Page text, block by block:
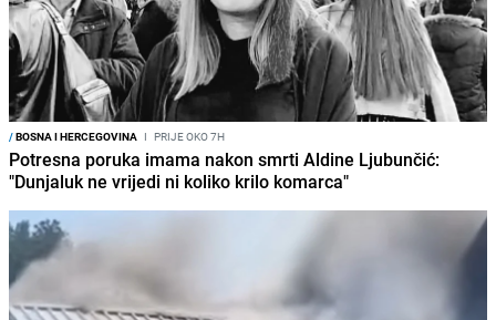
/BOSNA I HERCEGOVINA I PRIJE OKO 7H
Potresna poruka imama nakon smrti Aldine Ljubunčić:
"Dunjaluk ne vrijedi ni koliko krilo komarca"